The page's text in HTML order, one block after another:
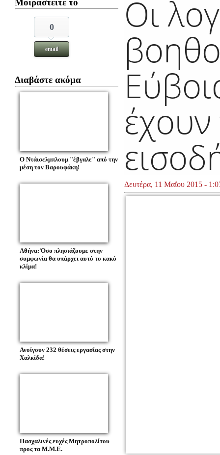
Μοιραστείτε το
0
email
Διαβάστε ακόμα
O Ντάισελμπλουμ "έβγαλε" από την
μέση τον Βαρουφάκη!
Αθήνα: Όσο πλησιάζουμε στην
συμφωνία θα υπάρχει αυτό το κακό
κλίμα!
Ανοίγουν 232 θέσεις εργασίας στην
Χαλκίδα!
Πασχαλινές ευχές Μητροπολίτου
προς τα Μ.Μ.Ε.
Οι
Δευτέρα, 11 Μαΐου 2015 -